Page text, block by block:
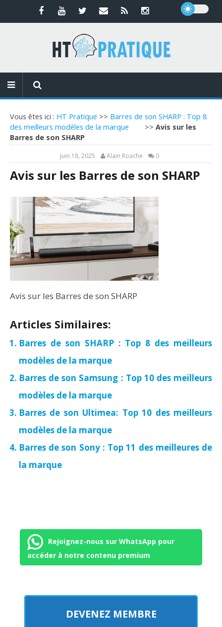
Vous êtes ici : HT Pratique >> Barres de son SHARP : Top 8
des meilleurs modèles de la marque
>> Avis sur les
Barres de son SHARP
juin 18, 2025 Alain Roache 0
Avis sur les Barres de son SHARP
Avis sur les Barres de son SHARP
Articles Similaires:
Barres de son SHARP : Top 8 des meilleurs
modèles de la marque
Barres de son Samsung : Top 10 des meilleurs
modèles de la marque
Barres de son Ultimea: Top 10 des meilleurs
modèles de la marque
Barres de son Sony : Top 11 des meilleures de
la marque
Rejoignez-nous sur WhatsApp pour
accéder à notre contenu premium
DEVENEZ MEMBRE